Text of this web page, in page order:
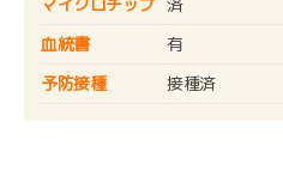
血統書
有
予防接種
接種済